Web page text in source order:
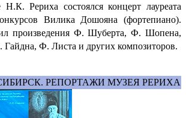
Рериха состоялся концерт лауреата
Вилика Дошояна (фортепиано).
произведения Ф. Шуберта, Ф. Шопена,
Ф. Листа и других композиторов.
РЕПОРТАЖИ МУЗЕЯ РЕРИХА